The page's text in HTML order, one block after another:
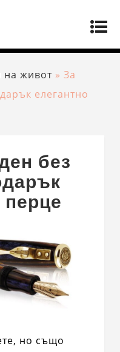
на живот» За
елегантно
без
перце
но също